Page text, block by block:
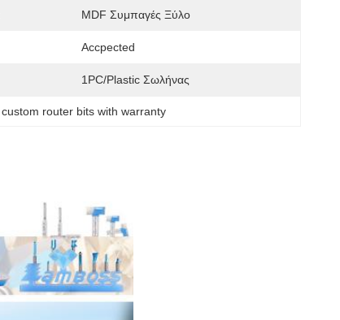
MDF Συμπαγές Ξύλο
Accpected
1PC/Plastic Σωλήνας
, custom router bits with warranty